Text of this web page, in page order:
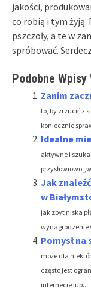
jakości,
co robią i tym żyją.
pszczoły, a te w
spróbować.
Podobne Wpisy
Zanim
to, by zrzucić z
koniecznie
Idealne
aktywne i
przysłowiowo
Jak
w
jak zbyt niska
wynagrodzenie
Pomysł na
może dla
często jest
internecie lub...